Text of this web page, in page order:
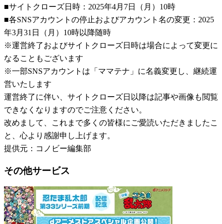
■サイトクローズ日時：2025年4月7日（月）10時
■各SNSアカウントの停止およびアカウント名の変更：2025
年3月31日（月）10時以降随時
※運営終了およびサイトクローズ日時は場合によって変更に
なることもございます
※一部SNSアカウントは「ママテナ」に名義変更し、継続運
営いたします
運営終了に伴い、サイトクローズ日以降は記事や画像も閲覧
できなくなりますのでご注意ください。
改めまして、これまで多くの皆様にご愛読いただきましたこ
と、心より感謝申し上げます。
提供元：コノビー編集部
その他サービス